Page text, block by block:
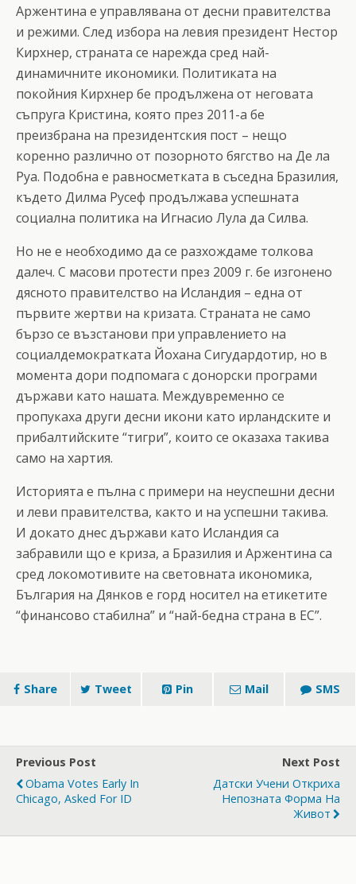
Аржентина е управлявана от десни правителства
и режими. След избора на левия президент Нестор
Кирхнер, страната се нарежда сред най-
динамичните икономики. Политиката на
покойния Кирхнер бе продължена от неговата
съпруга Кристина, която през 2011-а бе
преизбрана на президентския пост – нещо
коренно различно от позорното бягство на Де ла
Руа. Подобна е равносметката в съседна Бразилия,
където Дилма Русеф продължава успешната
социална политика на Игнасио Лула да Силва.
Но не е необходимо да се разхождаме толкова
далеч. С масови протести през 2009 г. бе изгонено
дясното правителство на Исландия – една от
първите жертви на кризата. Страната не само
бързо се възстанови при управлението на
социалдемократката Йохана Сигудардотир, но в
момента дори подпомага с донорски програми
държави като нашата. Междувременно се
пропукаха други десни икони като ирландските и
прибалтийските “тигри”, които се оказаха такива
само на хартия.
Историята е пълна с примери на неуспешни десни
и леви правителства, както и на успешни такива.
И докато днес държави като Исландия са
забравили що е криза, а Бразилия и Аржентина са
сред локомотивите на световната икономика,
България на Дянков е горд носител на етикетите
“финансово стабилна” и “най-бедна страна в ЕС”.
Share Tweet Pin Mail SMS
Previous Post
Obama Votes Early In
Chicago, Asked For ID
Next Post
Датски Учени Откриха
Непозната Форма На
Живот